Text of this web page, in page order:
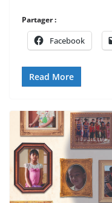
Partager :
Facebook
Read More